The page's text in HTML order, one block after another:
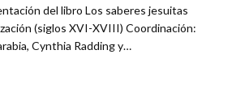
del libro Los saberes jesuitas
(siglos XVI-XVIII) Coordinación:
Cynthia Radding y…